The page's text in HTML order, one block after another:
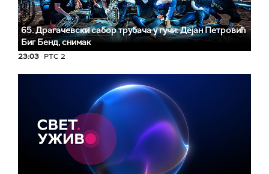
65. Драгачевски сабор трубача у гучи: Дејан Петровић
Биг Бeнд, снимак
23:03 РТС 2